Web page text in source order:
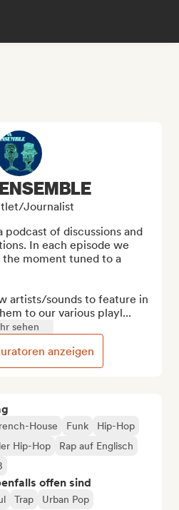
House Funk
Hip-Hop
Hip-Hop
Rap auf Englisch
offen sind
Trap
Urban Pop
Journalist
podcast of discussions and
In each episode we
moment tuned to a
artists/sounds to feature in
to our various playl...
sehen
anzeigen